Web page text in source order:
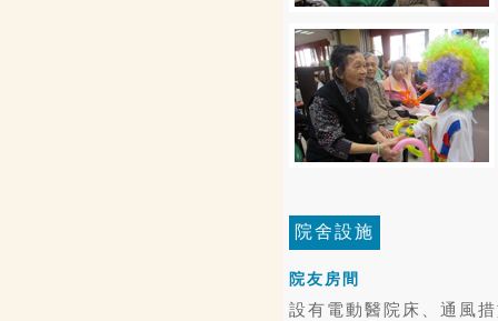
院舍設施
院友房間
設有電動醫院床、通風